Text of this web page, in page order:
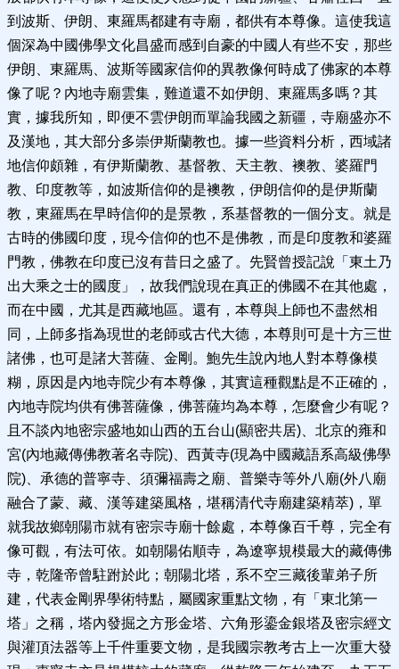
到波斯、伊朗、東羅馬都建有寺廟，都供有本尊像。這使我這
個深為中國佛學文化昌盛而感到自豪的中國人有些不安，那些
伊朗、東羅馬、波斯等國家信仰的異教像何時成了佛家的本尊
像了呢？內地寺廟雲集，難道還不如伊朗、東羅馬多嗎？其
實，據我所知，即便不雲伊朗而單論我國之新疆，寺廟盛亦不
及漢地，其大部分多崇伊斯蘭教也。據一些資料分析，西域諸
地信仰頗雜，有伊斯蘭教、基督教、天主教、襖教、婆羅門
教、印度教等，如波斯信仰的是襖教，伊朗信仰的是伊斯蘭
教，東羅馬在早時信仰的是景教，系基督教的一個分支。就是
古時的佛國印度，現今信仰的也不是佛教，而是印度教和婆羅
門教，佛教在印度已沒有昔日之盛了。先賢曾授記說「東土乃
出大乘之士的國度」，故我們說現在真正的佛國不在其他處，
而在中國，尤其是西藏地區。還有，本尊與上師也不盡然相
同，上師多指為現世的老師或古代大德，本尊則可是十方三世
諸佛，也可是諸大菩薩、金剛。鮑先生說內地人對本尊像模
糊，原因是內地寺院少有本尊像，其實這種觀點是不正確的，
內地寺院均供有佛菩薩像，佛菩薩均為本尊，怎麼會少有呢？
且不談內地密宗盛地如山西的五台山(顯密共居)、北京的雍和
宮(內地藏傳佛教著名寺院)、西黃寺(現為中國藏語系高級佛學
院)、承德的普寧寺、須彌福壽之廟、普樂寺等外八廟(外八廟
融合了蒙、藏、漢等建築風格，堪稱清代寺廟建築精萃)，單
就我故鄉朝陽市就有密宗寺廟十餘處，本尊像百千尊，完全有
像可觀，有法可依。如朝陽佑順寺，為遼寧規模最大的藏傳佛
寺，乾隆帝曾駐跗於此；朝陽北塔，系不空三藏後輩弟子所
建，代表金剛界學術特點，屬國家重點文物，有「東北第一
塔」之稱，塔內發掘之方形金塔、六角形鎏金銀塔及密宗經文
與灌頂法器等上千件重要文物，是我國宗教考古上一次重大發